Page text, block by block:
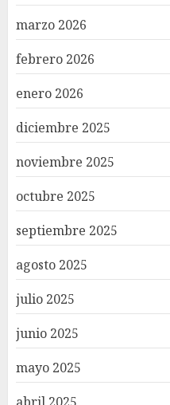
marzo 2026
febrero 2026
enero 2026
diciembre 2025
noviembre 2025
octubre 2025
septiembre 2025
agosto 2025
julio 2025
junio 2025
mayo 2025